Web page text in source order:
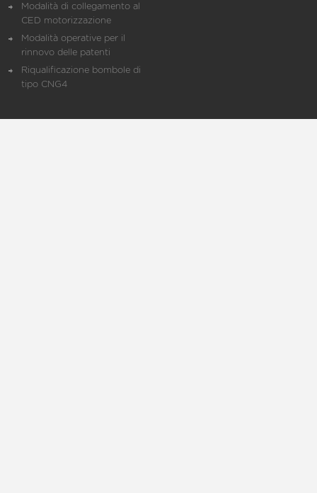
Modalità di collegamento al
CED motorizzazione
Modalità operative per il
rinnovo delle patenti
Riqualificazione bombole di
tipo CNG4